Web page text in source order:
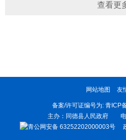
查看更
网站地图 友
备案/许可证编号为: 青ICP
主办：同德县人民政府 电
青公网安备 63252202000003号